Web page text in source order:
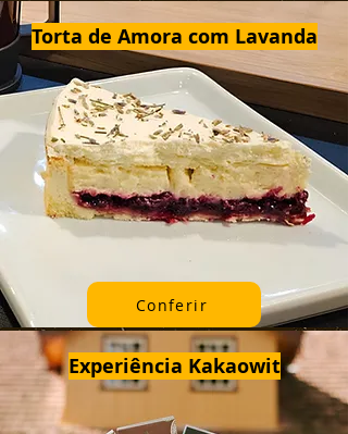
Torta de Amora com Lavanda
Conferir
Experiência Kakaowit